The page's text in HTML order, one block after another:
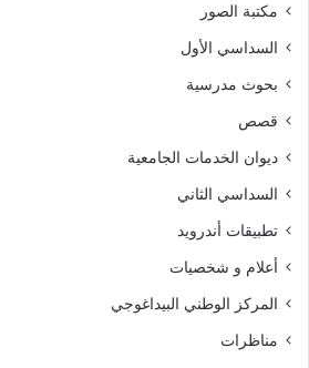
مكتبة الصور
السداسي الأول
بحوث مدرسية
قصص
ديوان الخدمات الجامعية
السداسي الثاني
تطبيقات أندرويد
أعلام و شخصيات
المركز الوطني البيداغوجي
مناظرات